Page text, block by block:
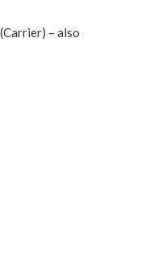
– also